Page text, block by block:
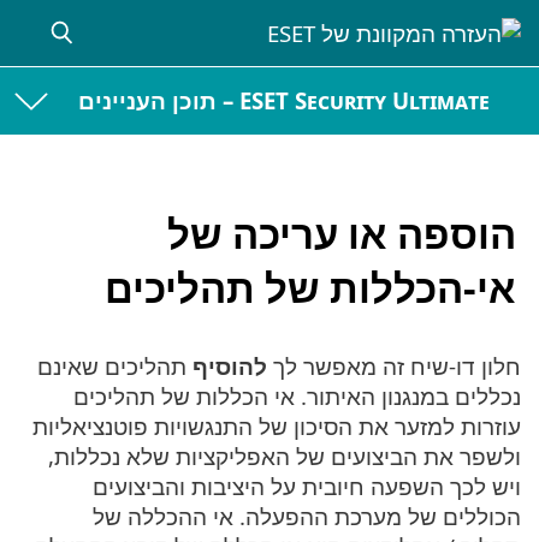
ESET Security Ultimate – תוכן העניינים
הוספה או עריכה של
אי-הכללות של תהליכים
חלון דו-שיח זה מאפשר לך להוסיף תהליכים שאינם
נכללים במנגנון האיתור. אי הכללות של תהליכים
עוזרות למזער את הסיכון של התנגשויות פוטנציאליות
ולשפר את הביצועים של האפליקציות שלא נכללות,
ויש לכך השפעה חיובית על היציבות והביצועים
הכוללים של מערכת ההפעלה. אי ההכללה של